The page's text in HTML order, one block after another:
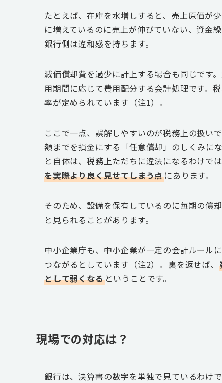
たとえば、在庫を水増しすると、売上原価が
に増えているのに売上が伸びていない、資金
銀行側は違和感を持ちます。
減価償却費を過少に計上する場合も同じです
用期間に応じて費用配分する会計処理です。
率が定められています（注1）。
ここで一点、誤解しやすいのが税務上の扱い
額までを損金にする「任意償却」のしくみに
と自体は、税務上ただちに違法になるわけで
を実際より良く見せてしまう点にあります。
そのため、設備を保有しているのに毎期の償
と見られることがあります。
中小企業庁も、中小企業が一定の会計ルール
つながるとしています（注2）。裏を返せば、
として弱くなるということです。
現場での対応は？
銀行は、決算書の数字を単独で見ているわけ